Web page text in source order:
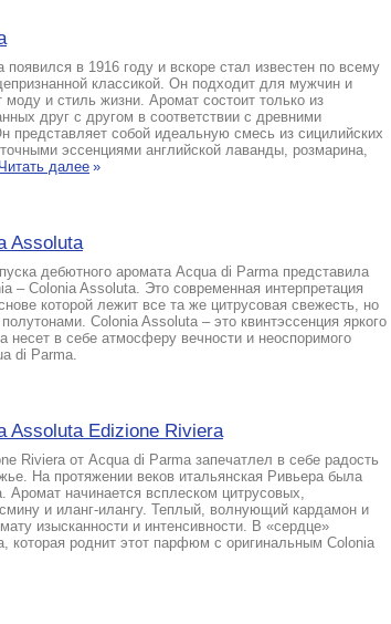
в 1916 году и вскоре стал известен по всему
классикой. Он подходит для мужчин и
и стиль жизни. Аромат состоит только из
друг с другом в соответствии с древними
представляет собой идеальную смесь из сицилийских
эссенциями английской лаванды, розмарина,
Читать далее »
Assoluta
дебютного аромата Acqua di Parma представила
Colonia Assoluta. Это современная интерпретация
которой лежит все та же цитрусовая свежесть, но
Colonia Assoluta – это квинтэссенция яркого
несет в себе атмосферу вечности и неоспоримого
di Parma.
Assoluta Edizione Riviera
Riviera от Acqua di Parma запечатлел в себе радость
На протяжении веков итальянская Ривьера была
Аромат начинается всплеском цитрусовых,
и иланг-илангу. Теплый, волнующий кардамон и
изысканности и интенсивности. В «сердце»
которая роднит этот парфюм с оригинальным Colonia